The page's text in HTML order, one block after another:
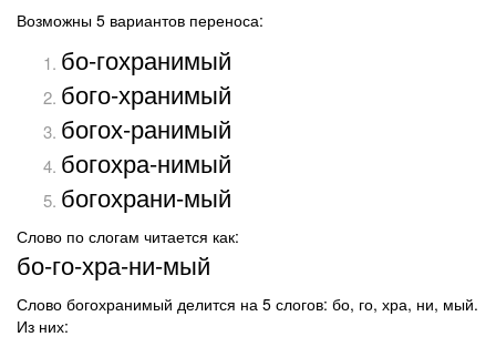
Возможны 5 вариантов переноса:
бо-гохранимый
бого-хранимый
богох-ранимый
богохра-нимый
богохрани-мый
Слово по слогам читается как:
бо-го-хра-ни-мый
Слово богохранимый делится на 5 слогов: бо, го, хра, ни, мый.
Из них: